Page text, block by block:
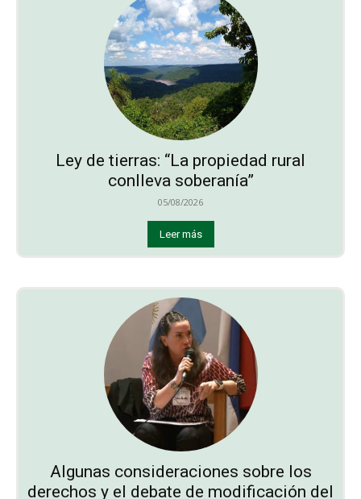
Ley de tierras: “La propiedad rural
conlleva soberanía”
05/08/2026
Leer más
Algunas consideraciones sobre los
derechos y el debate de modificación del